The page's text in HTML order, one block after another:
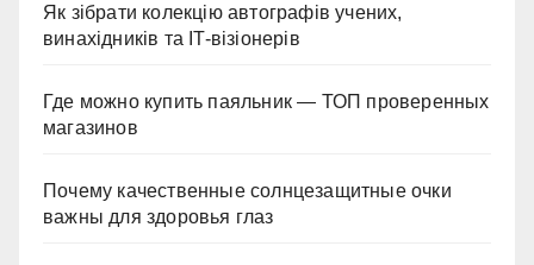
Як зібрати колекцію автографів учених,
винахідників та IT-візіонерів
Где можно купить паяльник — ТОП проверенных
магазинов
Почему качественные солнцезащитные очки
важны для здоровья глаз